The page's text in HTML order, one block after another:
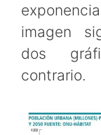
imagen
dos
contrario.